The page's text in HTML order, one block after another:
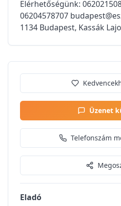
Elérhetőségünk:
06204578707
1134 Budapest, Kassák
Üzenet
Telefonszám
Eladó